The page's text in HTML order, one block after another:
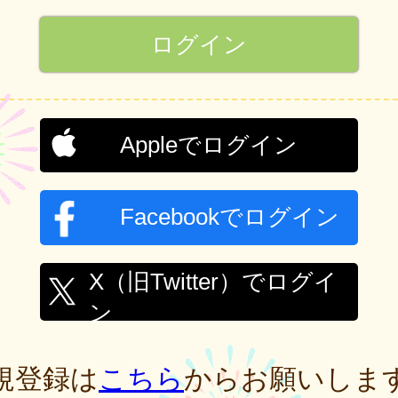
Appleでログイン
Facebookでログイン
X（旧Twitter）でログイ
ン
登録はこちらからお願いしま